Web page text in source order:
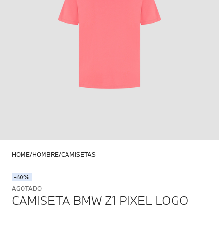
HOME HOMBRE CAMISETAS
-40%
AGOTADO
CAMISETA BMW Z1 PIXEL LOGO